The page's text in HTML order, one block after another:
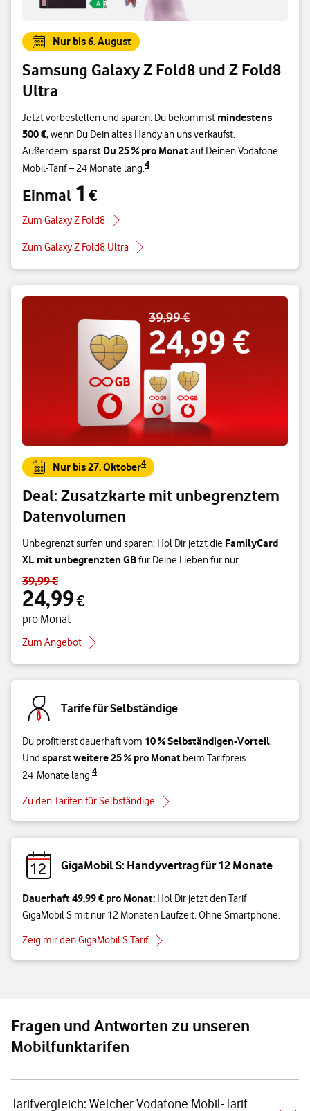
Nur bis 6. August
Samsung Galaxy Z Fold8 und Z Fold8
Ultra
Jetzt vorbestellen und sparen: Du bekommst mindestens
500 €, wenn Du Dein altes Handy an uns verkaufst.
Außerdem sparst Du 25 % pro Monatauf Deinen Vodafone
Mobil-Tarif – 24 Monate lang.4
Einmal 1 €
Einmal 1 €
Zum Galaxy Z Fold8
Zum Galaxy Z Fold8 Ultra
Nur bis 27. Oktober4
Deal: Zusatzkarte mit unbegrenztem
Datenvolumen
Unbegrenzt surfen und sparen: Hol Dir jetzt die FamilyCard
XL mit unbegrenzten GBfür Deine Lieben für nur
Standardpreis 39,99 € – Angebotspreis 24,99 € pro Monat
39,99 €
24,99€
pro Monat
Zum Angebot
Tarife für Selbständige
Du profitierst dauerhaft vom 10 % Selbständigen-Vorteil.
Und sparst weitere 25 % pro Monat beim Tarifpreis.
24 Monate lang.4
Zu den Tarifen für Selbständige
GigaMobil S: Handyvertrag für 12 Monate
Dauerhaft 49,99 € pro Monat: Hol Dir jetzt den Tarif
GigaMobil S mit nur 12 Monaten Laufzeit. Ohne Smartphone.
Zeig mir den GigaMobil S Tarif
Fragen und Antworten zu unseren
Mobilfunktarifen
Tarifvergleich: Welcher Vodafone Mobil-Tarif